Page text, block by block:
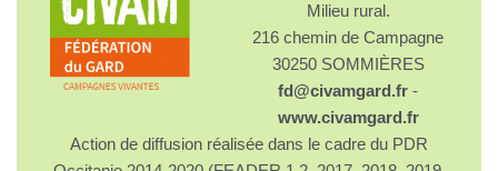
Milieu rural.
216 chemin de Campagne
30250 SOMMIÈRES
fd@civamgard.fr -
www.civamgard.fr
Action de diffusion réalisée dans le cadre du PDR